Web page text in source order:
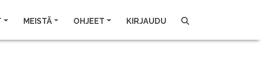
MEISTÄ OHJEET KIRJAUDU